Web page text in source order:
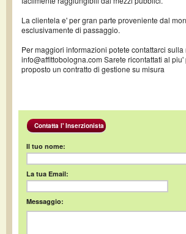
La clientela e' per gran parte proveniente dal
esclusivamente di passaggio.
Per maggiori informazioni potete contattarci sulla
info@affittobologna.com Sarete ricontattati al
proposto un contratto di gestione su misura
Contatta l' Inserzionista
Il tuo nome:
La tua Email:
Messaggio: